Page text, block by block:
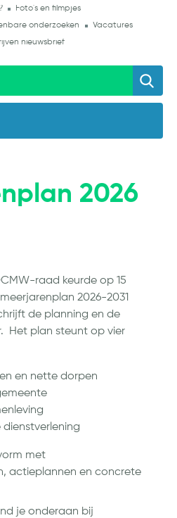
Foto's en filmpjes
onderzoeken
Vacatures
nieuwsbrief
2026
raad keurde op 15
2026-2031
de planning en de
Het plan steunt op vier
en nette dorpen
dienstverlening
met
actieplannen en concrete
je onderaan bij